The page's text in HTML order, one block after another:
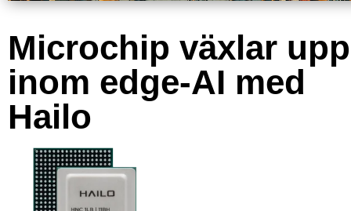
Microchip växlar upp
inom edge-AI med
Hailo